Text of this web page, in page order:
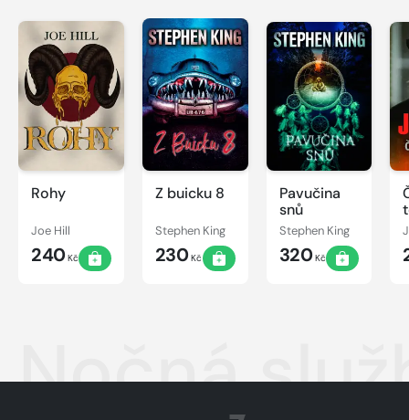
Rohy
Joe Hill
240Kč
Z buicku 8
Stephen King
230Kč
Pavučina
snů
Stephen King
320Kč
Nočná